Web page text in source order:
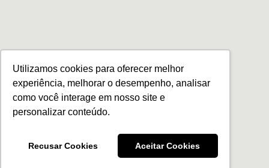
Utilizamos cookies para oferecer melhor
experiência, melhorar o desempenho, analisar
como você interage em nosso site e
personalizar conteúdo.
Recusar Cookies Aceitar Cookies